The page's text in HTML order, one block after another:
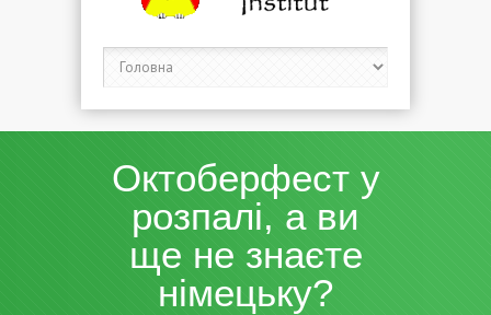
Октоберфест у
розпалі, а ви
ще не знаєте
німецьку?